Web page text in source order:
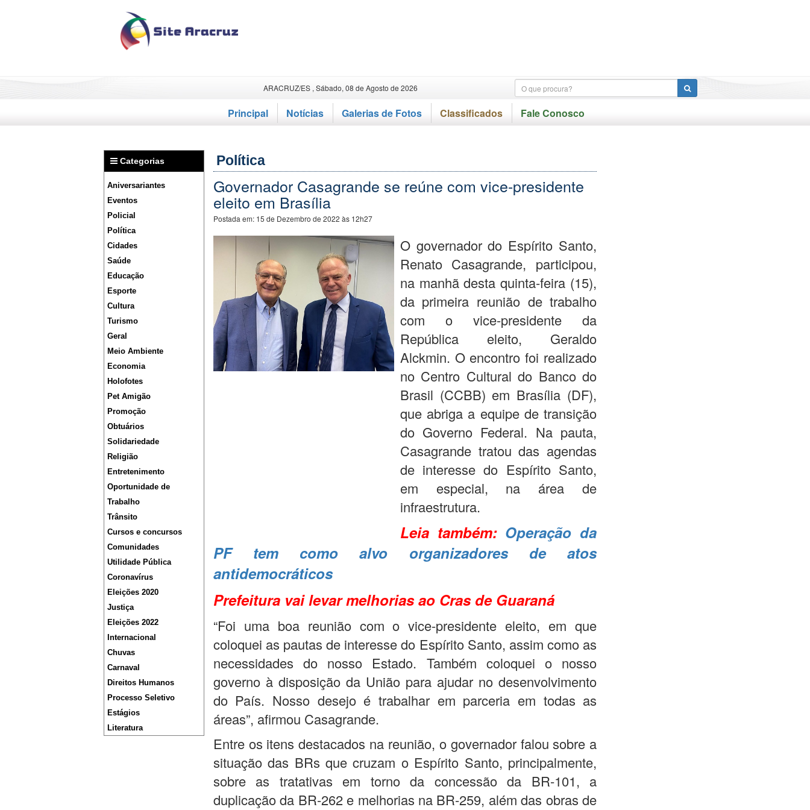
ARACRUZ/ES , Sábado, 08 de Agosto de 2026
Principal Notícias Galerias de Fotos Classificados Fale Conosco
Categorias
Aniversariantes
Eventos
Policial
Política
Cidades
Saúde
Educação
Esporte
Cultura
Turismo
Geral
Meio Ambiente
Economia
Holofotes
Pet Amigão
Promoção
Obtuários
Solidariedade
Religião
Entretenimento
Oportunidade de
Trabalho
Trânsito
Cursos e concursos
Comunidades
Utilidade Pública
Coronavírus
Eleições 2020
Justiça
Eleições 2022
Internacional
Chuvas
Carnaval
Direitos Humanos
Processo Seletivo
Estágios
Literatura
Política
Governador Casagrande se reúne com vice-presidente
eleito em Brasília
Postada em: 15 de Dezembro de 2022 às 12h27
O governador do Espírito Santo,
Renato Casagrande, participou,
na manhã desta quinta-feira (15),
da primeira reunião de trabalho
com o vice-presidente da
República eleito, Geraldo
Alckmin. O encontro foi realizado
no Centro Cultural do Banco do
Brasil (CCBB) em Brasília (DF),
que abriga a equipe de transição
do Governo Federal. Na pauta,
Casagrande tratou das agendas
de interesse do Espírito Santo,
em especial, na área de
infraestrutura.
Leia também: Operação da
PF tem como alvo organizadores de atos
antidemocráticos
Prefeitura vai levar melhorias ao Cras de Guaraná
“Foi uma boa reunião com o vice-presidente eleito, em que
coloquei as pautas de interesse do Espírito Santo, assim como as
necessidades do nosso Estado. Também coloquei o nosso
governo à disposição da União para ajudar no desenvolvimento
do País. Nosso desejo é trabalhar em parceria em todas as
áreas”, afirmou Casagrande.
Entre os itens destacados na reunião, o governador falou sobre a
situação das BRs que cruzam o Espírito Santo, principalmente,
sobre as tratativas em torno da concessão da BR-101, a
duplicação da BR-262 e melhorias na BR-259, além das obras de